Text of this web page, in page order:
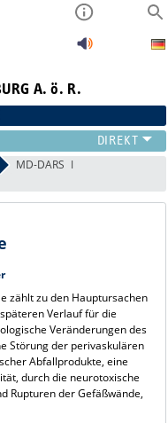
A. ö. R.
MD-DARS
zählt zu den Hauptursachen
Verlauf für die
Veränderungen des
Störung der perivaskulären
Abfallprodukte, eine
durch die neurotoxische
Rupturen der Gefäßwände,